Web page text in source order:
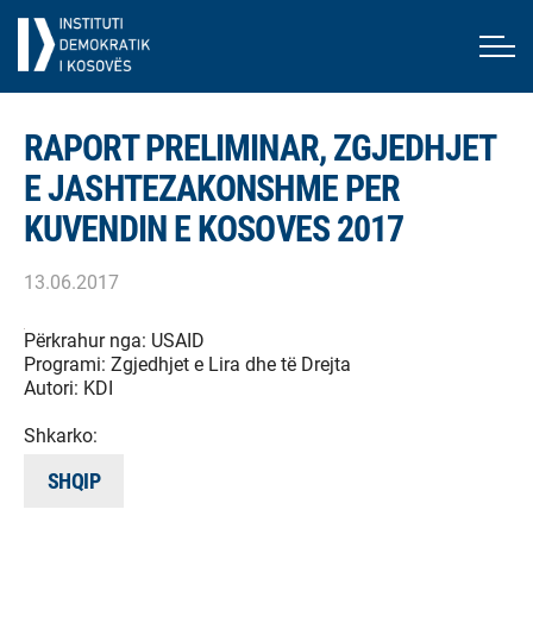
RAPORT PRELIMINAR, ZGJEDHJET
E JASHTEZAKONSHME PER
KUVENDIN E KOSOVES 2017
13.06.2017
Përkrahur nga: USAID
Programi: Zgjedhjet e Lira dhe të Drejta
Autori: KDI
Shkarko:
SHQIP